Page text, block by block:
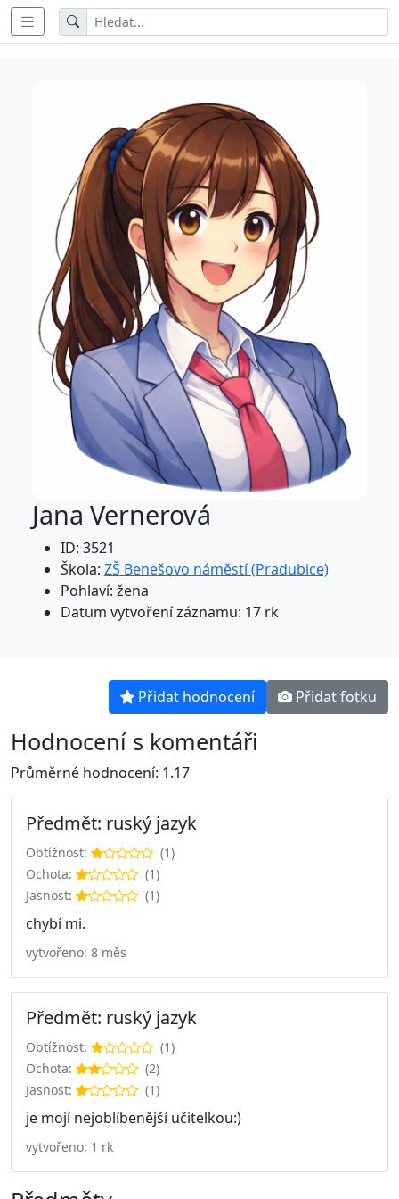
Jana Vernerová
ID: 3521
Škola: ZŠ Benešovo náměstí (Pradubice)
Pohlaví: žena
Datum vytvoření záznamu: 17 rk
Přidat hodnocení Přidat fotku
Hodnocení s komentáři
Průměrné hodnocení: 1.17
Předmět: ruský jazyk
Obtížnost:
(1)
Ochota:
(1)
Jasnost:
(1)
chybí mi.
vytvořeno: 8 měs
Předmět: ruský jazyk
Obtížnost:
(1)
Ochota:
(2)
Jasnost:
(1)
je mojí nejoblíbenější učitelkou:)
vytvořeno: 1 rk